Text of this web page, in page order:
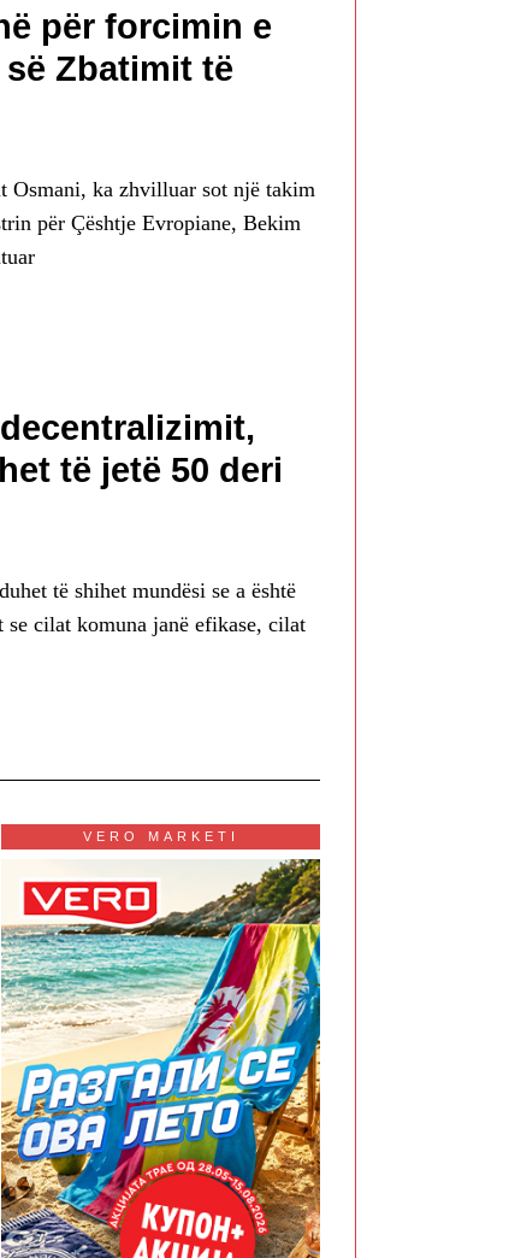
për forcimin e
Zbatimit të
Osmani, ka zhvilluar sot një takim
për Çështje Evropiane, Bekim
të jetë 50 deri
të shihet mundësi se a është
cilat komuna janë efikase, cilat
VERO MARKETI